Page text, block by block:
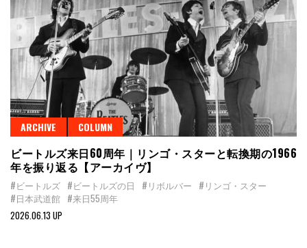
ARCHIVE COLUMN
ビートルズ来日60周年｜リンゴ・スターと転換期の1966
年を振り返る【アーカイヴ】
#ビートルズ #ビートルズの日 #リボルバー #リンゴ・スター
#日本武道館 #来日55周年
2026.06.13 UP